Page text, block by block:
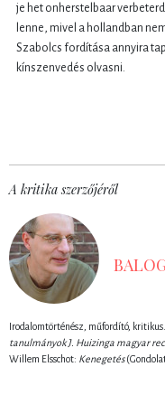
je het onherstelbaar
lenne, mivel a hollandban
Szabolcs fordítása annyira
kínszenvedés olvasni.
A kritika szerzőjéről
Irodalomtörténész, műfordító,
tanulmányok J. Huizinga magyar
Willem Elsschot: Kenegetés